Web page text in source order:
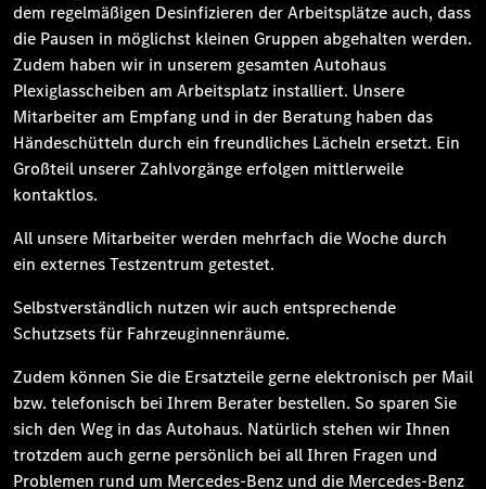
dem regelmäßigen Desinfizieren der Arbeitsplätze auch, dass
die Pausen in möglichst kleinen Gruppen abgehalten werden.
Zudem haben wir in unserem gesamten Autohaus
Plexiglasscheiben am Arbeitsplatz installiert. Unsere
Mitarbeiter am Empfang und in der Beratung haben das
Händeschütteln durch ein freundliches Lächeln ersetzt. Ein
Großteil unserer Zahlvorgänge erfolgen mittlerweile
kontaktlos.
All unsere Mitarbeiter werden mehrfach die Woche durch
ein externes Testzentrum getestet.
Selbstverständlich nutzen wir auch entsprechende
Schutzsets für Fahrzeuginnenräume.
Zudem können Sie die Ersatzteile gerne elektronisch per Mail
bzw. telefonisch bei Ihrem Berater bestellen. So sparen Sie
sich den Weg in das Autohaus. Natürlich stehen wir Ihnen
trotzdem auch gerne persönlich bei all Ihren Fragen und
Problemen rund um Mercedes-Benz und die Mercedes-Benz